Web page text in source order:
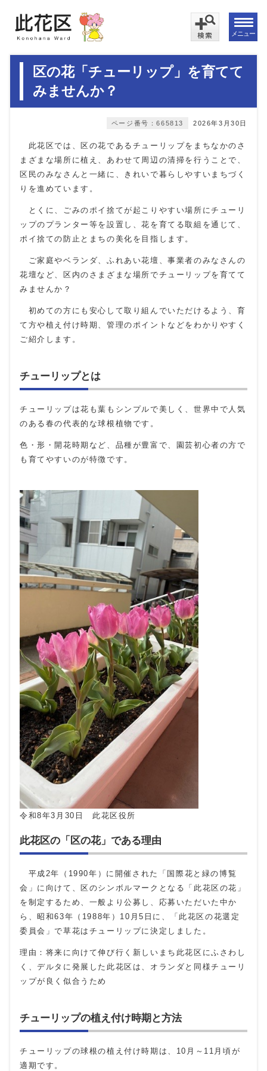
メニュー
区の花「チューリップ」を育てて
みませんか？
2026年3月30日
ページ番号：665813
此花区では、区の花であるチューリップをまちなかのさ
まざまな場所に植え、あわせて周辺の清掃を行うことで、
区民のみなさんと一緒に、きれいで暮らしやすいまちづく
りを進めています。
とくに、ごみのポイ捨てが起こりやすい場所にチューリ
ップのプランター等を設置し、花を育てる取組を通じて、
ポイ捨ての防止とまちの美化を目指します。
ご家庭やベランダ、ふれあい花壇、事業者のみなさんの
花壇など、区内のさまざまな場所でチューリップを育てて
みませんか？
初めての方にも安心して取り組んでいただけるよう、育
て方や植え付け時期、管理のポイントなどをわかりやすく
ご紹介します。
チューリップとは
チューリップは花も葉もシンプルで美しく、世界中で人気
のある春の代表的な球根植物です。
色・形・開花時期など、品種が豊富で、園芸初心者の方で
も育てやすいのが特徴です。
令和8年3月30日 此花区役所
此花区の「区の花」である理由
平成2年（1990年）に開催された「国際花と緑の博覧
会」に向けて、区のシンボルマークとなる「此花区の花」
を制定するため、一般より公募し、応募いただいた中か
ら、昭和63年（1988年）10月5日に、「此花区の花選定
委員会」で草花はチューリップに決定しました。
理由：将来に向けて伸び行く新しいまち此花区にふさわし
く、デルタに発展した此花区は、オランダと同様チューリ
ップが良く似合うため
チューリップの植え付け時期と方法
チューリップの球根の植え付け時期は、10月～11月頃が
適期です。